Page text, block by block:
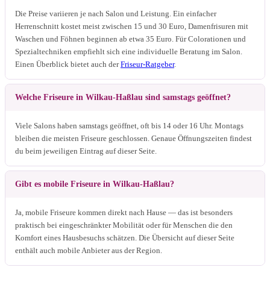
Die Preise variieren je nach Salon und Leistung. Ein einfacher
Herrenschnitt kostet meist zwischen 15 und 30 Euro, Damenfrisuren mit
Waschen und Föhnen beginnen ab etwa 35 Euro. Für Colorationen und
Spezialtechniken empfiehlt sich eine individuelle Beratung im Salon.
Einen Überblick bietet auch derFriseur-Ratgeber.
Welche Friseure in Wilkau-Haßlau sind samstags geöffnet?
Viele Salons haben samstags geöffnet, oft bis 14 oder 16 Uhr. Montags
bleiben die meisten Friseure geschlossen. Genaue Öffnungszeiten findest
du beim jeweiligen Eintrag auf dieser Seite.
Gibt es mobile Friseure in Wilkau-Haßlau?
Ja, mobile Friseure kommen direkt nach Hause — das ist besonders
praktisch bei eingeschränkter Mobilität oder für Menschen die den
Komfort eines Hausbesuchs schätzen. Die Übersicht auf dieser Seite
enthält auch mobile Anbieter aus der Region.